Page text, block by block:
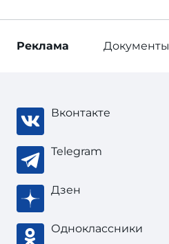
Реклама Документы
Вконтакте
Telegram
Дзен
Одноклассники